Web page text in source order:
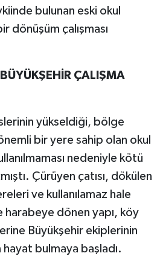
bulunan eski okul
dönüşüm çalışması
ÇALIŞMA
yükseldiği, bölge
önemli bir yere sahip olan okul
nedeniyle kötü
Çürüyen çatısı, dökülen
ve kullanılamaz hale
dönen yapı, köy
Büyükşehir ekiplerinin
hayat bulmaya başladı.